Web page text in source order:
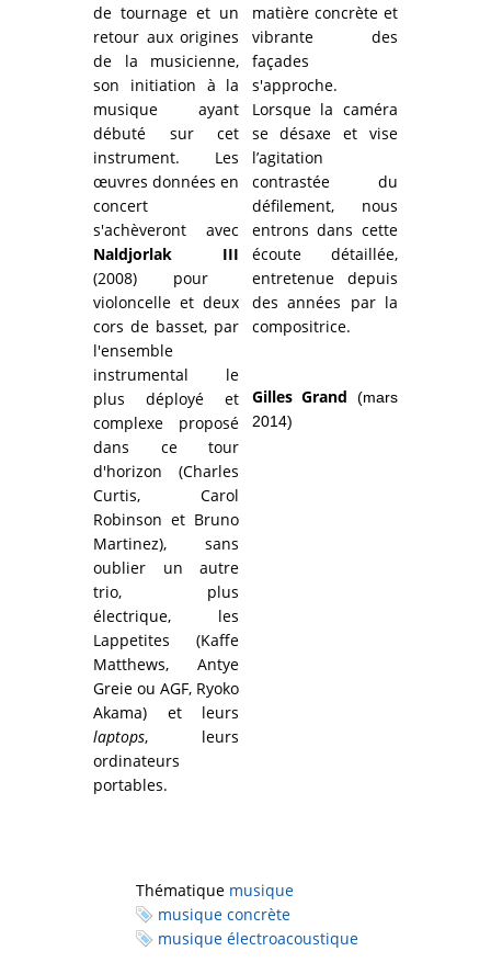
de tournage et un
retour aux origines
de la musicienne,
son initiation à la
musique ayant
débuté sur cet
instrument. Les
œuvres données en
concert
s'achèveront avec
Naldjorlak III
(2008) pour
violoncelle et deux
cors de basset, par
l'ensemble
instrumental le
plus déployé et
complexe proposé
dans ce tour
d'horizon (Charles
Curtis, Carol
Robinson et Bruno
Martinez), sans
oublier un autre
trio, plus
électrique, les
Lappetites(Kaffe
Matthews, Antye
Greie ou AGF, Ryoko
Akama) et leurs
laptops, leurs
ordinateurs
portables.
matière concrète et
vibrante des
façades
s'approche.
Lorsque la caméra
se désaxe et vise
l’agitation
contrastée du
défilement, nous
entrons dans cette
écoute détaillée,
entretenue depuis
des années par la
compositrice.
Gilles Grand (mars
2014)
Thématique musique
musique concrète
musique électroacoustique